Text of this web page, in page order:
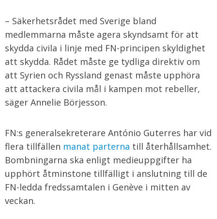
– Säkerhetsrådet med Sverige bland
medlemmarna måste agera skyndsamt för att
skydda civila i linje med FN-principen skyldighet
att skydda. Rådet måste ge tydliga direktiv om
att Syrien och Ryssland genast måste upphöra
att attackera civila mål i kampen mot rebeller,
säger Annelie Börjesson.
FN:s generalsekreterare António Guterres har vid
flera tillfällen manat parterna till återhållsamhet.
Bombningarna ska enligt medieuppgifter ha
upphört åtminstone tillfälligt i anslutning till de
FN-ledda fredssamtalen i Genève i mitten av
veckan.